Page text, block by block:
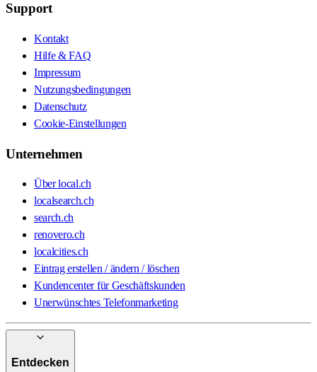
Support
Kontakt
Hilfe & FAQ
Impressum
Nutzungsbedingungen
Datenschutz
Cookie-Einstellungen
Unternehmen
Über local.ch
localsearch.ch
search.ch
renovero.ch
localcities.ch
Eintrag erstellen / ändern / löschen
Kundencenter für Geschäftskunden
Unerwünschtes Telefonmarketing
Entdecken